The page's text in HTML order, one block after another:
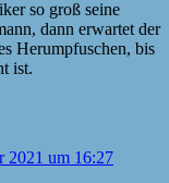
so groß seine
dann erwartet der
Herumpfuschen, bis
ist.
2021 um 16:27